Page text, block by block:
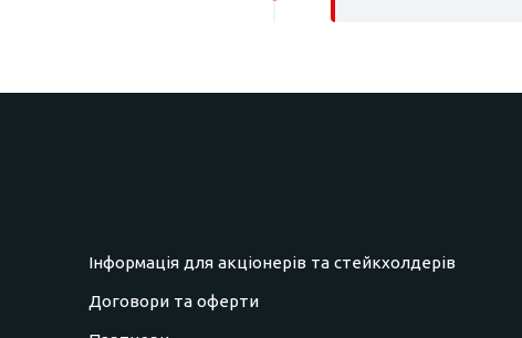
Інформація для акціонерів та стейкхолдерів
Договори та оферти